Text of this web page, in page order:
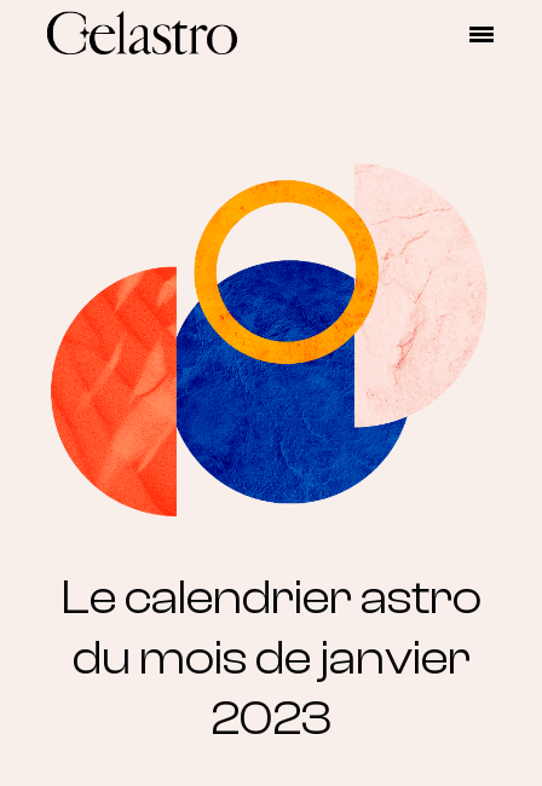
Le calendrier astro
du mois de janvier
2023